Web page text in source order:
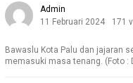
Admin
11 Februari 2024
171
Bawaslu Kota Palu dan jajaran
memasuki masa tenang. (Foto :